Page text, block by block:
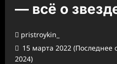
— всё о
pristroykin_
15 марта 2022 (Последнее
2024)